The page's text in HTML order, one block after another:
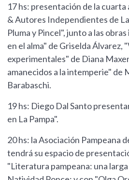
17 hs: presentación de la
& Autores Independientes de
Pluma y Pincel", junto a las
en el alma" de Griselda Álvarez,
experimentales" de Diana
amanecidos a la intemperie" de
Barabaschi.
19 hs: Diego Dal Santo
en La Pampa".
20 hs: la Asociación Pampeana
tendrá su espacio de
"Literatura pampeana: una